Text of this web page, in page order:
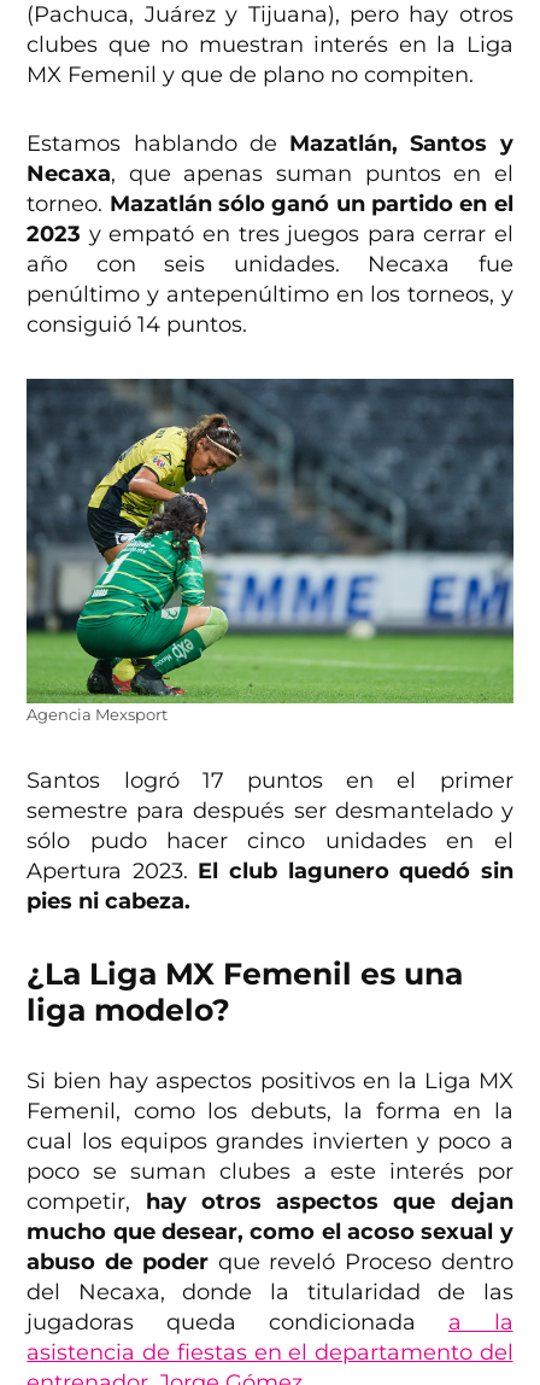
(Pachuca, Juárez y Tijuana), pero hay otros
clubes que no muestran interés en la Liga
MX Femenil y que de plano no compiten.
Estamos hablando de Mazatlán, Santos y
Necaxa, que apenas suman puntos en el
torneo. Mazatlán sólo ganó un partido en el
2023 y empató en tres juegos para cerrar el
año con seis unidades. Necaxa fue
penúltimo y antepenúltimo en los torneos, y
consiguió 14 puntos.
Agencia Mexsport
Santos logró 17 puntos en el primer
semestre para después ser desmantelado y
sólo pudo hacer cinco unidades en el
Apertura 2023. El club lagunero quedó sin
pies ni cabeza.
¿La Liga MX Femenil es una
liga modelo?
Si bien hay aspectos positivos en la Liga MX
Femenil, como los debuts, la forma en la
cual los equipos grandes invierten y poco a
poco se suman clubes a este interés por
competir, hay otros aspectos que dejan
mucho que desear, como el acoso sexual y
abuso de poderque reveló Proceso dentro
del Necaxa, donde la titularidad de las
jugadoras queda condicionada a la
asistencia de fiestas en el departamento del